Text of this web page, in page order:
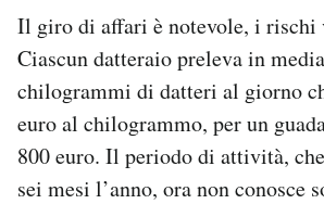
Il giro di affari è notevole, i
Ciascun datteraio preleva in
chilogrammi di datteri al giorno
euro al chilogrammo, per un
800 euro. Il periodo di attività,
sei mesi l’anno, ora non conosce